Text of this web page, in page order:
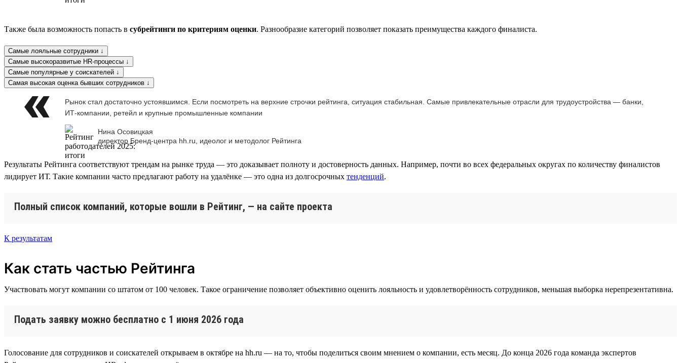
Также была возможность попасть в субрейтинги по критериям оценки. Разнообразие категорий позволяет показать преимущества каждого финалиста.
Самые лояльные сотрудники ↓
Самые высокоразвитые HR-процессы ↓
Самые популярные у соискателей ↓
Самая высокая оценка бывших сотрудников ↓
Рынок стал достаточно устоявшимся. Если посмотреть на верхние строчки рейтинга, ситуация стабильная. Самые привлекательные отрасли для трудоустройства — банки,
ИТ-компании, ретейл и крупные промышленные компании
Нина Осовицкая
директор Бренд-центра hh.ru, идеолог и методолог Рейтинга
Результаты Рейтинга соответствуют трендам на рынке труда — это доказывает полноту и достоверность данных. Например, почти во всех федеральных округах по количеству финалистов
лидирует ИТ. Такие компании часто предлагают работу на удалёнке — это одна из долгосрочных тенденций.
Полный список компаний, которые вошли в Рейтинг, — на сайте проекта
К результатам
Как стать частью Рейтинга
Участвовать могут компании со штатом от 100 человек. Такое ограничение позволяет объективно оценить лояльность и удовлетворённость сотрудников, меньшая выборка нерепрезентативна.
Подать заявку можно бесплатно с 1 июня 2026 года
Голосование для сотрудников и соискателей открываем в октябре на hh.ru — на то, чтобы поделиться своим мнением о компании, есть месяц. До конца 2026 года команда экспертов